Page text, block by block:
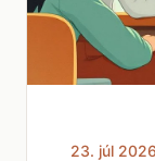
23. júl 2026